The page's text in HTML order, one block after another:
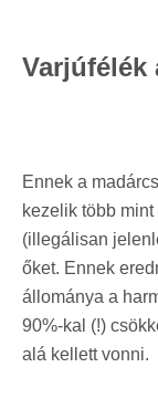
Varjúfélék
Ennek a
kezelik több
(illegálisan
őket. Ennek
állománya a
90%-kal (!)
alá kellett vonni.